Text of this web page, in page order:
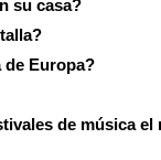
su casa?
de Europa?
de música el